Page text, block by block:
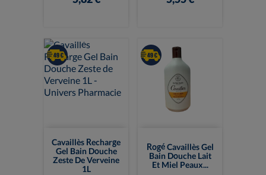
Cavaillès Recharge
Gel Bain Douche
Zeste De Verveine
1L
Rogé Cavaillès Gel
Bain Douche Lait
Et Miel Peaux...